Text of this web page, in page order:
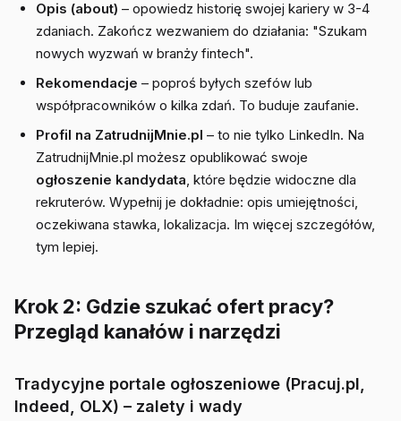
Opis (about) – opowiedz historię swojej kariery w 3-4
zdaniach. Zakończ wezwaniem do działania: "Szukam
nowych wyzwań w branży fintech".
Rekomendacje – poproś byłych szefów lub
współpracowników o kilka zdań. To buduje zaufanie.
Profil na ZatrudnijMnie.pl – to nie tylko LinkedIn. Na
ZatrudnijMnie.pl możesz opublikować swoje
ogłoszenie kandydata, które będzie widoczne dla
rekruterów. Wypełnij je dokładnie: opis umiejętności,
oczekiwana stawka, lokalizacja. Im więcej szczegółów,
tym lepiej.
Krok 2: Gdzie szukać ofert pracy?
Przegląd kanałów i narzędzi
Tradycyjne portale ogłoszeniowe (Pracuj.pl,
Indeed, OLX) – zalety i wady